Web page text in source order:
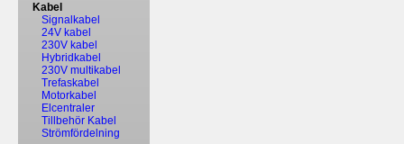
Kabel
Signalkabel
24V kabel
230V kabel
Hybridkabel
230V multikabel
Trefaskabel
Motorkabel
Elcentraler
Tillbehör Kabel
Strömfördelning